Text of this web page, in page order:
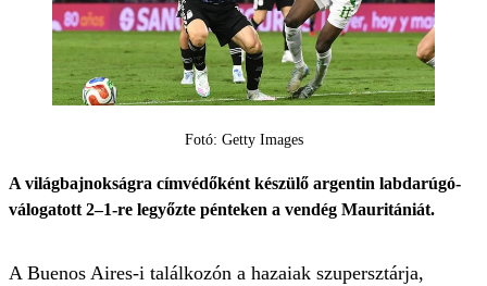
Fotó: Getty Images
A világbajnokságra címvédőként készülő argentin labdarúgó-
válogatott 2–1-re legyőzte pénteken a vendég Mauritániát.
A Buenos Aires-i találkozón a hazaiak szupersztárja,